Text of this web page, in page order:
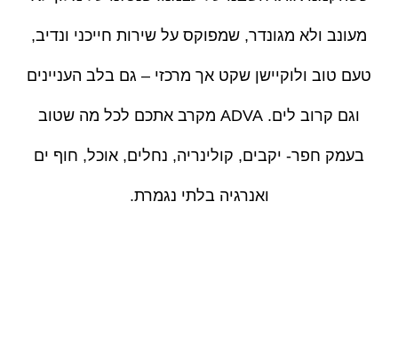
מעונב ולא מגונדר, שמפוקס על שירות חייכני ונדיב,
טעם טוב ולוקיישן שקט אך מרכזי – גם בלב העניינים
וגם קרוב לים. ADVA מקרב אתכם לכל מה שטוב
בעמק חפר- יקבים, קולינריה, נחלים, אוכל, חוף ים
ואנרגיה בלתי נגמרת.